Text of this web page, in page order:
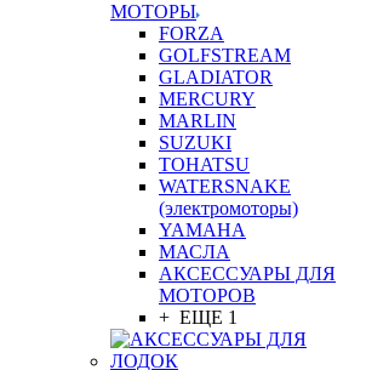
МОТОРЫ
FORZA
GOLFSTREAM
GLADIATOR
MERCURY
MARLIN
SUZUKI
TOHATSU
WATERSNAKE
(электромоторы)
YAMAHA
МАСЛА
АКСЕССУАРЫ ДЛЯ
МОТОРОВ
+ ЕЩЕ 1